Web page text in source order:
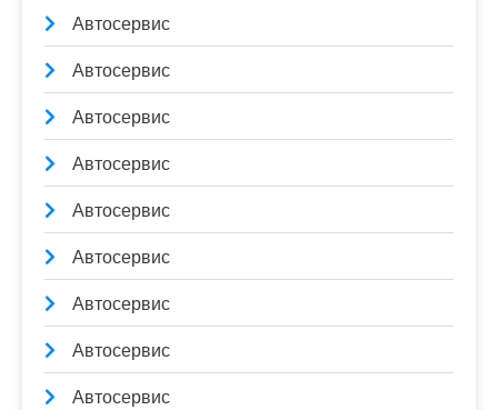
Автосервис
Автосервис
Автосервис
Автосервис
Автосервис
Автосервис
Автосервис
Автосервис
Автосервис